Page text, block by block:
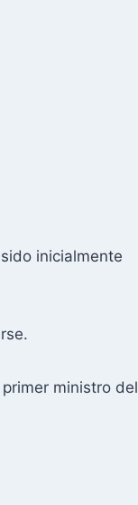
inicialmente
ministro del